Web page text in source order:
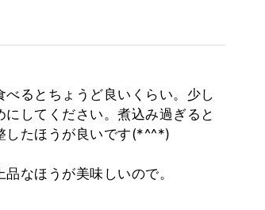
るとちょうど良いくらい。少し
してください。煮込み過ぎると
したほうが良いです(*^^*)
なほうが美味しいので。